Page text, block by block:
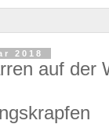
2018
auf der